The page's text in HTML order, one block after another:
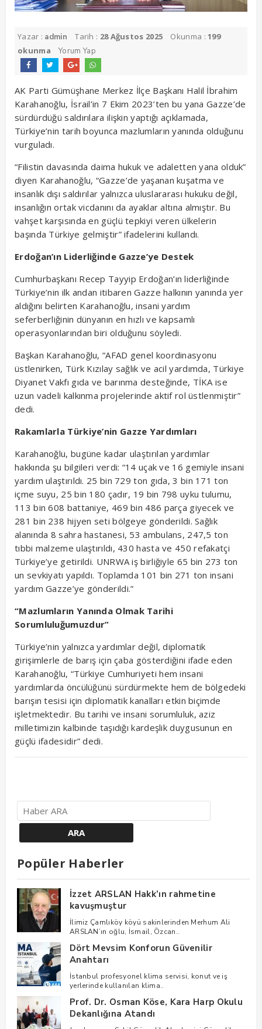
Yazar : admin Tarih : 28 Ağustos 2025 Okunma :199
okunma
Yorum Yap
AK Parti Gümüşhane Merkez İlçe Başkanı Halil İbrahim
Karahanoğlu, İsrail’in 7 Ekim 2023’ten bu yana Gazze’de
sürdürdüğü saldırılara ilişkin yaptığı açıklamada,
Türkiye’nin tarih boyunca mazlumların yanında olduğunu
vurguladı.
“Filistin davasında daima hukuk ve adaletten yana olduk”
diyen Karahanoğlu, “Gazze’de yaşanan kuşatma ve
insanlık dışı saldırılar yalnızca uluslararası hukuku değil,
insanlığın ortak vicdanını da ayaklar altına almıştır. Bu
vahşet karşısında en güçlü tepkiyi veren ülkelerin
başında Türkiye gelmiştir” ifadelerini kullandı.
Erdoğan’ın Liderliğinde Gazze’ye Destek
Cumhurbaşkanı Recep Tayyip Erdoğan’ın liderliğinde
Türkiye’nin ilk andan itibaren Gazze halkının yanında yer
aldığını belirten Karahanoğlu, insani yardım
seferberliğinin dünyanın en hızlı ve kapsamlı
operasyonlarından biri olduğunu söyledi.
Başkan Karahanoğlu, “AFAD genel koordinasyonu
üstlenirken, Türk Kızılay sağlık ve acil yardımda, Türkiye
Diyanet Vakfı gıda ve barınma desteğinde, TİKA ise
uzun vadeli kalkınma projelerinde aktif rol üstlenmiştir”
dedi.
Rakamlarla Türkiye’nin Gazze Yardımları
Karahanoğlu, bugüne kadar ulaştırılan yardımlar
hakkında şu bilgileri verdi: “14 uçak ve 16 gemiyle insani
yardım ulaştırıldı. 25 bin 729 ton gıda, 3 bin 171 ton
içme suyu, 25 bin 180 çadır, 19 bin 798 uyku tulumu,
113 bin 608 battaniye, 469 bin 486 parça giyecek ve
281 bin 238 hijyen seti bölgeye gönderildi. Sağlık
alanında 8 sahra hastanesi, 53 ambulans, 247,5 ton
tıbbi malzeme ulaştırıldı, 430 hasta ve 450 refakatçi
Türkiye’ye getirildi. UNRWA iş birliğiyle 65 bin 273 ton
un sevkiyatı yapıldı. Toplamda 101 bin 271 ton insani
yardım Gazze’ye gönderildi.”
“Mazlumların Yanında Olmak Tarihi
Sorumluluğumuzdur”
Türkiye’nin yalnızca yardımlar değil, diplomatik
girişimlerle de barış için çaba gösterdiğini ifade eden
Karahanoğlu, “Türkiye Cumhuriyeti hem insani
yardımlarda öncülüğünü sürdürmekte hem de bölgedeki
barışın tesisi için diplomatik kanalları etkin biçimde
işletmektedir. Bu tarihi ve insani sorumluluk, aziz
milletimizin kalbinde taşıdığı kardeşlik duygusunun en
güçlü ifadesidir” dedi.
Popüler Haberler
İzzet ARSLAN Hakk’ın rahmetine
kavuşmuştur
İlimiz Çamlıköy köyü sakinlerinden Merhum Ali
ARSLAN’ın oğlu, İsmail, Özcan..
Dört Mevsim Konforun Güvenilir
Anahtarı
İstanbul profesyonel klima servisi, konut ve iş
yerlerinde kullanılan klima..
Prof. Dr. Osman Köse, Kara Harp Okulu
Dekanlığına Atandı